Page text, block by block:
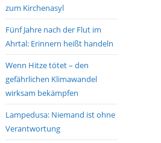
zum Kirchenasyl
Fünf Jahre nach der Flut im
Ahrtal: Erinnern heißt handeln
Wenn Hitze tötet – den
gefährlichen Klimawandel
wirksam bekämpfen
Lampedusa: Niemand ist ohne
Verantwortung